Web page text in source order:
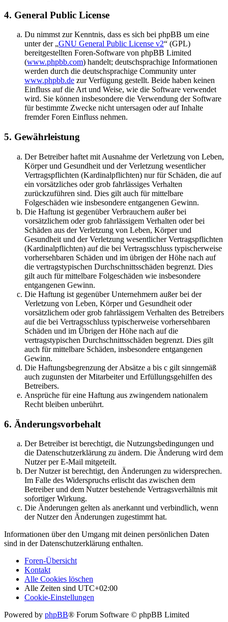
4. General Public License
Du nimmst zur Kenntnis, dass es sich bei phpBB um eine
unter der „GNU General Public License v2“ (GPL)
bereitgestellten Foren-Software von phpBB Limited
(www.phpbb.com) handelt; deutschsprachige Informationen
werden durch die deutschsprachige Community unter
www.phpbb.de zur Verfügung gestellt. Beide haben keinen
Einfluss auf die Art und Weise, wie die Software verwendet
wird. Sie können insbesondere die Verwendung der Software
für bestimmte Zwecke nicht untersagen oder auf Inhalte
fremder Foren Einfluss nehmen.
5. Gewährleistung
Der Betreiber haftet mit Ausnahme der Verletzung von Leben,
Körper und Gesundheit und der Verletzung wesentlicher
Vertragspflichten (Kardinalpflichten) nur für Schäden, die auf
ein vorsätzliches oder grob fahrlässiges Verhalten
zurückzuführen sind. Dies gilt auch für mittelbare
Folgeschäden wie insbesondere entgangenen Gewinn.
Die Haftung ist gegenüber Verbrauchern außer bei
vorsätzlichem oder grob fahrlässigem Verhalten oder bei
Schäden aus der Verletzung von Leben, Körper und
Gesundheit und der Verletzung wesentlicher Vertragspflichten
(Kardinalpflichten) auf die bei Vertragsschluss typischerweise
vorhersehbaren Schäden und im übrigen der Höhe nach auf
die vertragstypischen Durchschnittsschäden begrenzt. Dies
gilt auch für mittelbare Folgeschäden wie insbesondere
entgangenen Gewinn.
Die Haftung ist gegenüber Unternehmern außer bei der
Verletzung von Leben, Körper und Gesundheit oder
vorsätzlichem oder grob fahrlässigem Verhalten des Betreibers
auf die bei Vertragsschluss typischerweise vorhersehbaren
Schäden und im Übrigen der Höhe nach auf die
vertragstypischen Durchschnittsschäden begrenzt. Dies gilt
auch für mittelbare Schäden, insbesondere entgangenen
Gewinn.
Die Haftungsbegrenzung der Absätze a bis c gilt sinngemäß
auch zugunsten der Mitarbeiter und Erfüllungsgehilfen des
Betreibers.
Ansprüche für eine Haftung aus zwingendem nationalem
Recht bleiben unberührt.
6. Änderungsvorbehalt
Der Betreiber ist berechtigt, die Nutzungsbedingungen und
die Datenschutzerklärung zu ändern. Die Änderung wird dem
Nutzer per E-Mail mitgeteilt.
Der Nutzer ist berechtigt, den Änderungen zu widersprechen.
Im Falle des Widerspruchs erlischt das zwischen dem
Betreiber und dem Nutzer bestehende Vertragsverhältnis mit
sofortiger Wirkung.
Die Änderungen gelten als anerkannt und verbindlich, wenn
der Nutzer den Änderungen zugestimmt hat.
Informationen über den Umgang mit deinen persönlichen Daten
sind in der Datenschutzerklärung enthalten.
Foren-Übersicht
Kontakt
Alle Cookies löschen
Alle Zeiten sind UTC+02:00
Cookie-Einstellungen
Powered by phpBB® Forum Software © phpBB Limited